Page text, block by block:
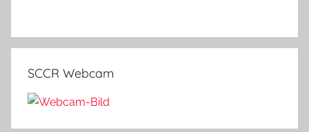
SCCR Webcam